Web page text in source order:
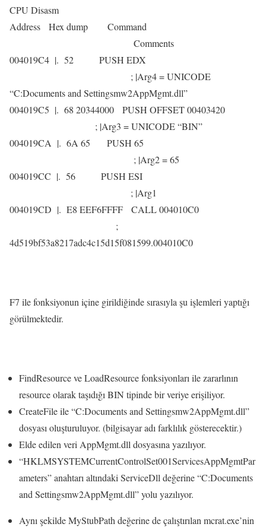
CPU Disasm
Address Hex dump Command
Comments
004019C4 |. 52 PUSH EDX
; |Arg4 = UNICODE
“C:Documents and Settingsmw2AppMgmt.dll”
004019C5 |. 68 20344000 PUSH OFFSET 00403420
; |Arg3 = UNICODE “BIN”
004019CA |. 6A 65 PUSH 65
; |Arg2 = 65
004019CC |. 56 PUSH ESI
; |Arg1
004019CD |. E8 EEF6FFFF CALL 004010C0
;
4d519bf53a8217adc4c15d15f081599.004010C0
F7 ile fonksiyonun içine girildiğinde sırasıyla şu işlemleri yaptığı
görülmektedir.
FindResource ve LoadResource fonksiyonları ile zararlının
resource olarak taşıdığı BIN tipinde bir veriye erişiliyor.
CreateFile ile “C:Documents and Settingsmw2AppMgmt.dll”
dosyası oluşturuluyor. (bilgisayar adı farklılık gösterecektir.)
Elde edilen veri AppMgmt.dll dosyasına yazılıyor.
“HKLMSYSTEMCurrentControlSet001ServicesAppMgmtPar
ameters” anahtarı altındaki ServiceDll değerine “C:Documents
and Settingsmw2AppMgmt.dll” yolu yazılıyor.
Aynı şekilde MyStubPath değerine de çalıştırılan mcrat.exe’nin